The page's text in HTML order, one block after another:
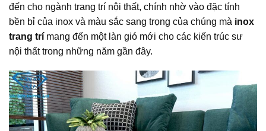
đến cho ngành trang trí nội thất, chính nhờ vào đặc tính
bền bỉ của inox và màu sắc sang trọng của chúng mà inox
trang trí mang đến một làn gió mới cho các kiến trúc sư
nội thất trong những năm gần đây.